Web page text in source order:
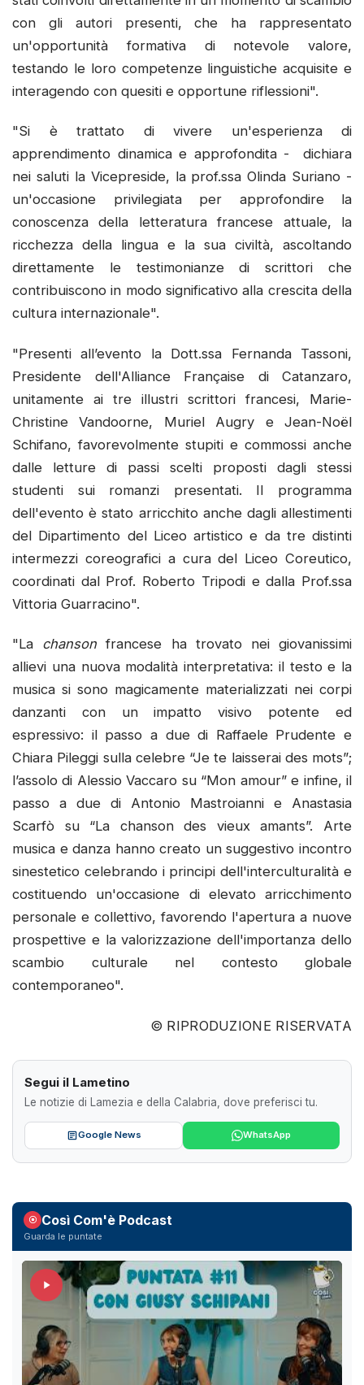
con gli autori presenti, che ha rappresentato
un'opportunità formativa di notevole valore,
testando le loro competenze linguistiche acquisite e
interagendo con quesiti e opportune riflessioni".
"Si è trattato di vivere un'esperienza di
apprendimento dinamica e approfondita - dichiara
nei saluti la Vicepreside, la prof.ssa Olinda Suriano -
un'occasione privilegiata per approfondire la
conoscenza della letteratura francese attuale, la
ricchezza della lingua e la sua civiltà, ascoltando
direttamente le testimonianze di scrittori che
contribuiscono in modo significativo alla crescita della
cultura internazionale".
"Presenti all’evento la Dott.ssa Fernanda Tassoni,
Presidente dell'Alliance Française di Catanzaro,
unitamente ai tre illustri scrittori francesi, Marie-
Christine Vandoorne, Muriel Augry e Jean-Noël
Schifano, favorevolmente stupiti e commossi anche
dalle letture di passi scelti proposti dagli stessi
studenti sui romanzi presentati. Il programma
dell'evento è stato arricchito anche dagli allestimenti
del Dipartimento del Liceo artistico e da tre distinti
intermezzi coreografici a cura del Liceo Coreutico,
coordinati dal Prof. Roberto Tripodi e dalla Prof.ssa
Vittoria Guarracino".
"La chanson francese ha trovato nei giovanissimi
allievi una nuova modalità interpretativa: il testo e la
musica si sono magicamente materializzati nei corpi
danzanti con un impatto visivo potente ed
espressivo: il passo a due di Raffaele Prudente e
Chiara Pileggi sulla celebre “Je te laisserai des mots”;
l’assolo di Alessio Vaccaro su “Mon amour” e infine, il
passo a due di Antonio Mastroianni e Anastasia
Scarfò su “La chanson des vieux amants”. Arte
musica e danza hanno creato un suggestivo incontro
sinestetico celebrando i principi dell'interculturalità e
costituendo un'occasione di elevato arricchimento
personale e collettivo, favorendo l'apertura a nuove
prospettive e la valorizzazione dell'importanza dello
scambio culturale nel contesto globale
contemporaneo".
© RIPRODUZIONE RISERVATA
Segui il Lametino
Le notizie di Lamezia e della Calabria, dove preferisci tu.
Google News WhatsApp
Così Com'è Podcast
Guarda le puntate